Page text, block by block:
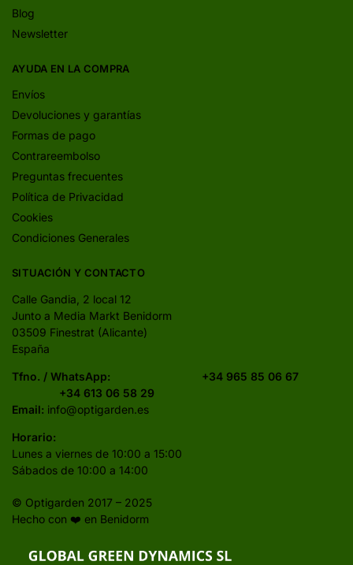
Blog
Newsletter
AYUDA EN LA COMPRA
Envíos
Devoluciones y garantías
Formas de pago
Contrareembolso
Preguntas frecuentes
Política de Privacidad
Cookies
Condiciones Generales
SITUACIÓN Y CONTACTO
Calle Gandia, 2 local 12
Junto a Media Markt Benidorm
03509 Finestrat (Alicante)
España
Tfno. / WhatsApp: +34 965 85 06 67
+34 613 06 58 29
Email: info@optigarden.es
Horario:
Lunes a viernes de 10:00 a 15:00
Sábados de 10:00 a 14:00
© Optigarden 2017 – 2025
Hecho con ❤️ en Benidorm